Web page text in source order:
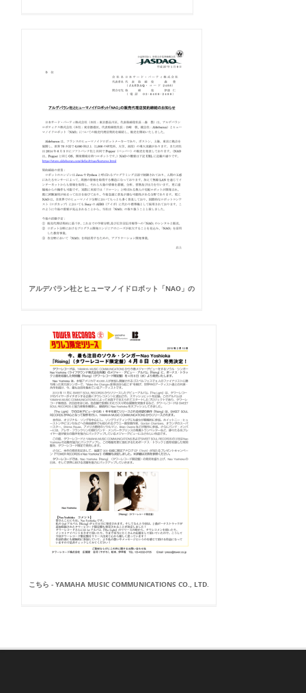
アルデバラン社とヒューマノイドロボット「NAO」の
こちら - YAMAHA MUSIC COMMUNICATIONS CO., LTD.